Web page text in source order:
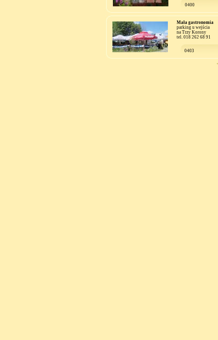
0400
Mała gastronomia
parking u wejścia
na Trzy Korony
tel. 018 262 68 91
0403